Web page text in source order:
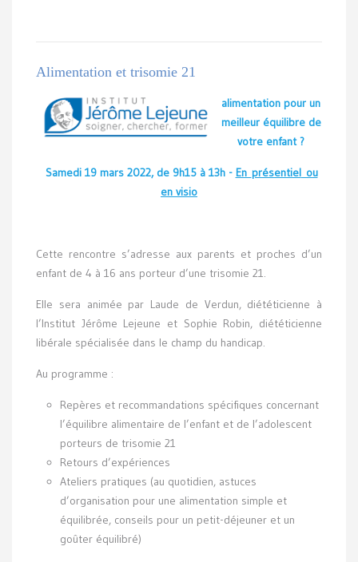
Alimentation et trisomie 21
alimentation pour un
meilleur équilibre de
votre enfant ?
Samedi 19 mars 2022, de 9h15 à 13h - En présentielou
en visio
Cette rencontre s’adresse aux parents et proches d’un
enfant de 4 à 16 ans porteur d’une trisomie 21.
Elle sera animée par Laude de Verdun, diététicienne à
l’Institut Jérôme Lejeune et Sophie Robin, diététicienne
libérale spécialisée dans le champ du handicap.
Au programme :
Repères et recommandations spécifiques concernant
l’équilibre alimentaire de l’enfant et de l’adolescent
porteurs de trisomie 21
Retours d’expériences
Ateliers pratiques (au quotidien, astuces
d’organisation pour une alimentation simple et
équilibrée, conseils pour un petit-déjeuner et un
goûter équilibré)